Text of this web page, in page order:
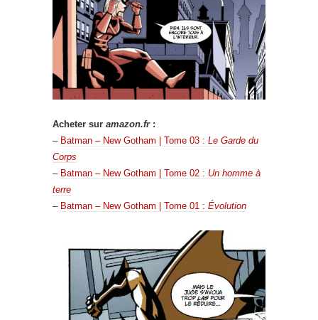
Acheter sur amazon.fr:
– Batman – New Gotham | Tome 03 : Le Garde du
Corps
– Batman – New Gotham | Tome 02 : Un homme à
terre
– Batman – New Gotham | Tome 01 : Évolution